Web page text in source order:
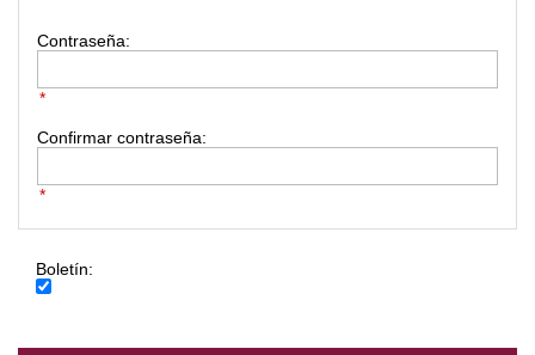
Boletín:
Contraseña:
*
Confirmar contraseña:
*